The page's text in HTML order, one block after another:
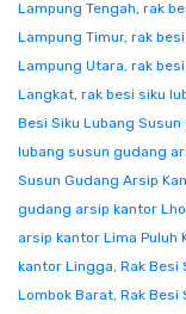
Lampung Tengah, rak
Lampung Timur, rak
Lampung Utara, rak
Langkat, rak besi siku
Besi Siku Lubang
lubang susun gudang
Susun Gudang Arsip
gudang arsip kantor
arsip kantor Lima Puluh
kantor Lingga, Rak Besi
Lombok Barat, Rak Besi